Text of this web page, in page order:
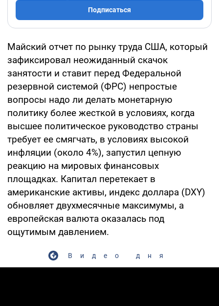
Подписаться
Майский отчет по рынку труда США, который
зафиксировал неожиданный скачок
занятости и ставит перед Федеральной
резервной системой (ФРС) непростые
вопросы надо ли делать монетарную
политику более жесткой в условиях, когда
высшее политическое руководство страны
требует ее смягчать, в условиях высокой
инфляции (около 4%), запустил цепную
реакцию на мировых финансовых
площадках. Капитал перетекает в
американские активы, индекс доллара (DXY)
обновляет двухмесячные максимумы, а
европейская валюта оказалась под
ощутимым давлением.
Видео дня